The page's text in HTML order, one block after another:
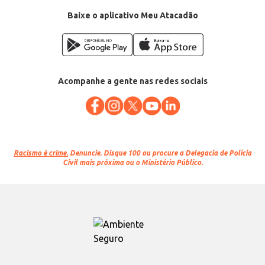
Baixe o aplicativo Meu Atacadão
Acompanhe a gente nas redes sociais
Racismo é crime. Denuncie. Disque 100 ou procure a Delegacia de Polícia
Civil mais próxima ou o Ministério Público.